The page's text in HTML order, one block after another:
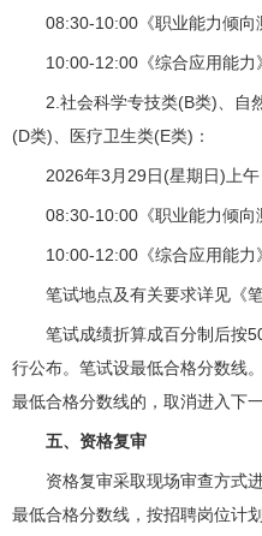
08:30-10:00《职业能力倾向
10:00-12:00《综合应用能力
2.社会科学专技类(B类)、自
(D类)、医疗卫生类(E类)：
2026年3月29日(星期日)上午
08:30-10:00《职业能力倾向
10:00-12:00《综合应用能力
笔试地点及有关要求详见《笔
笔试成绩折算成百分制后按
行公布。笔试设最低合格分数线
最低合格分数线的，取消进入下一
五、资格复审
资格复审采取现场审查方式进
最低合格分数线，按招聘岗位计